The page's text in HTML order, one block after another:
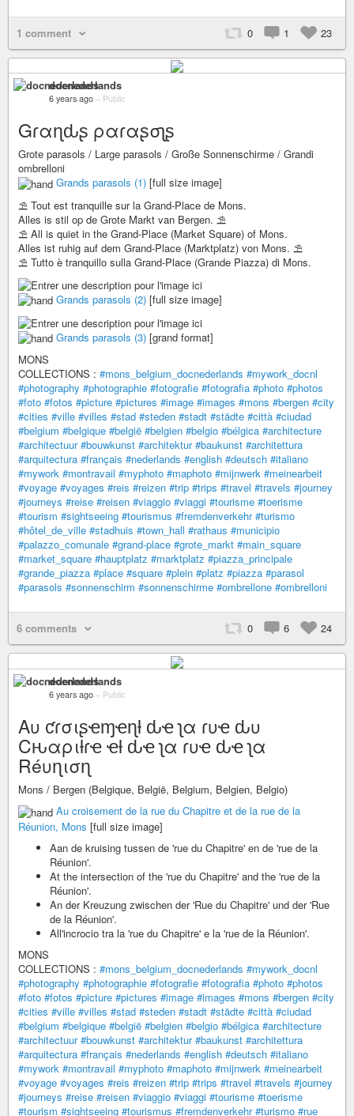
1 comment 0 1 23
docnederlands
6 years ago – Public
Gɾαɳԃʂ ραɾαʂσʅʂ
Grote parasols / Large parasols / Große Sonnenschirme / Grandi
ombrelloni
Grands parasols (1) [full size image]
⛱️ Tout est tranquille sur la Grand-Place de Mons.
Alles is stil op de Grote Markt van Bergen. ⛱️
⛱️ All is quiet in the Grand-Place (Market Square) of Mons.
Alles ist ruhig auf dem Grand-Place (Marktplatz) von Mons. ⛱️
⛱️ Tutto è tranquillo sulla Grand-Place (Grande Piazza) di Mons.
Grands parasols (2) [full size image]
Grands parasols (3) [grand format]
MONS
COLLECTIONS : #mons_belgium_docnederlands #mywork_docnl
#photography #photographie #fotografie #fotografia #photo #photos
#foto #fotos #picture #pictures #image #images #mons #bergen #city
#cities #ville #villes #stad #steden #stadt #städte #città #ciudad
#belgium #belgique #belgië #belgien #belgio #bélgica #architecture
#architectuur #bouwkunst #architektur #baukunst #architettura
#arquitectura #français #nederlands #english #deutsch #italiano
#mywork #montravail #myphoto #maphoto #mijnwerk #meinearbeit
#voyage #voyages #reis #reizen #trip #trips #travel #travels #journey
#journeys #reise #reisen #viaggio #viaggi #tourisme #toerisme
#tourism #sightseeing #tourismus #fremdenverkehr #turismo
#hôtel_de_ville #stadhuis #town_hall #rathaus #municipio
#palazzo_comunale #grand-place #grote_markt #main_square
#market_square #hauptplatz #marktplatz #piazza_principale
#grande_piazza #place #square #plein #platz #piazza #parasol
#parasols #sonnenschirm #sonnenschirme #ombrellone #ombrelloni
6 comments 0 6 24
docnederlands
6 years ago – Public
Aυ ƈɾσιʂҽɱҽɳƚ ԃҽ ʅα ɾυҽ ԃυ
Cԋαριƚɾҽ ҽƚ ԃҽ ʅα ɾυҽ ԃҽ ʅα
Réυɳισɳ
Mons / Bergen (Belgique, België, Belgium, Belgien, Belgio)
Au croisement de la rue du Chapitre et de la rue de la
Réunion, Mons [full size image]
Aan de kruising tussen de 'rue du Chapitre' en de 'rue de la
Réunion'.
At the intersection of the 'rue du Chapitre' and the 'rue de la
Réunion'.
An der Kreuzung zwischen der 'Rue du Chapitre' und der 'Rue
de la Réunion'.
All'incrocio tra la 'rue du Chapitre' e la 'rue de la Réunion'.
MONS
COLLECTIONS : #mons_belgium_docnederlands #mywork_docnl
#photography #photographie #fotografie #fotografia #photo #photos
#foto #fotos #picture #pictures #image #images #mons #bergen #city
#cities #ville #villes #stad #steden #stadt #städte #città #ciudad
#belgium #belgique #belgië #belgien #belgio #bélgica #architecture
#architectuur #bouwkunst #architektur #baukunst #architettura
#arquitectura #français #nederlands #english #deutsch #italiano
#mywork #montravail #myphoto #maphoto #mijnwerk #meinearbeit
#voyage #voyages #reis #reizen #trip #trips #travel #travels #journey
#journeys #reise #reisen #viaggio #viaggi #tourisme #toerisme
#tourism #sightseeing #tourismus #fremdenverkehr #turismo #rue